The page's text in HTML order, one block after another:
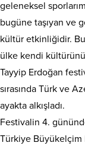
geleneksel
bugüne taşıyan ve
kültür etkinliğidir.
ülke kendi kültürünü
Tayyip Erdoğan
sırasında Türk ve
ayakta alkışladı.
Festivalin 4.
Türkiye Büyükelçim